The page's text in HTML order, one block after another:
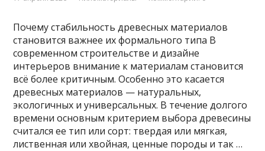
Почему стабильность древесных материалов
становится важнее их формального типа В
современном строительстве и дизайне
интерьеров внимание к материалам становится
всё более критичным. Особенно это касается
древесных материалов — натуральных,
экологичных и универсальных. В течение долгого
времени основным критерием выбора древесины
считался ее тип или сорт: твердая или мягкая,
лиственная или хвойная, ценные породы и так …